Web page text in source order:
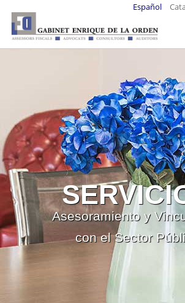
Español
Asesoramiento y
con el Sector